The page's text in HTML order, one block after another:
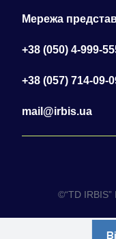
Мережа
+38 (050) 4-999-
+38 (057) 714-09-
mail@irbis.ua
©“TD IRBIS”